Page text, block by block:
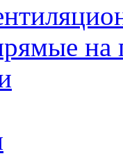
на